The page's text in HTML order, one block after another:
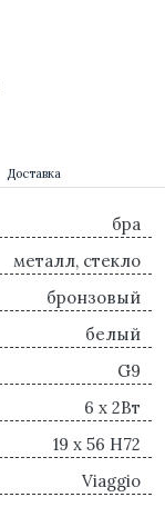
Доставка
бра
металл, стекло
бронзовый
белый
G9
6 x 2Вт
19 x 56 H72
Viaggio